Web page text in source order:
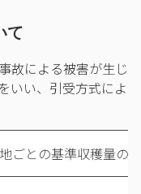
て
故による被害が生じ
いい、引受方式によ
ごとの基準収穫量